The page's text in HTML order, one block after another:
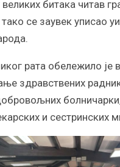
битака читав
се заувек уписао
рата обележило је
здравствених
и сестринских